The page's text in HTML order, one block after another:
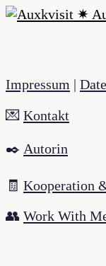
Impressum |
💌 Kontakt
✒️ Autorin
🧾 Kooperation
👥 Work With